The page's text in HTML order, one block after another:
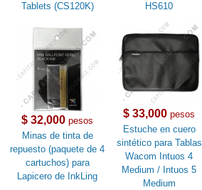
Tablets (CS120K)
HS610
$ 32,000 pesos
Minas de tinta de
repuesto (paquete de 4
cartuchos) para
Lapicero de InkLing
$ 33,000 pesos
Estuche en cuero
sintético para Tablas
Wacom Intuos 4
Medium / Intuos 5
Medium